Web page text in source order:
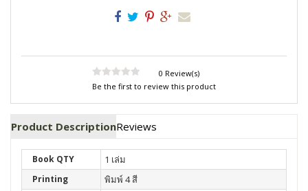
0 Review(s)
Be the first to review this product
Product DescriptionReviews
Book QTY 1 เล่ม
Printing พิมพ์ 4 สี